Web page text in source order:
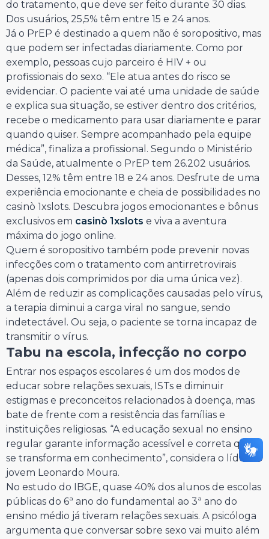
do tratamento, que deve ser feito durante 30 dias.
Dos usuários, 25,5% têm entre 15 e 24 anos.
Já o PrEP é destinado a quem não é soropositivo, mas
que podem ser infectadas diariamente. Como por
exemplo, pessoas cujo parceiro é HIV + ou
profissionais do sexo. “Ele atua antes do risco se
evidenciar. O paciente vai até uma unidade de saúde
e explica sua situação, se estiver dentro dos critérios,
recebe o medicamento para usar diariamente e parar
quando quiser. Sempre acompanhado pela equipe
médica”, finaliza a profissional. Segundo o Ministério
da Saúde, atualmente o PrEP tem 26.202 usuários.
Desses, 12% têm entre 18 e 24 anos. Desfrute de uma
experiência emocionante e cheia de possibilidades no
casinò 1xslots. Descubra jogos emocionantes e bônus
exclusivos em casinò 1xslots e viva a aventura
máxima do jogo online.
Quem é soropositivo também pode prevenir novas
infecções com o tratamento com antirretrovirais
(apenas dois comprimidos por dia uma única vez).
Além de reduzir as complicações causadas pelo vírus,
a terapia diminui a carga viral no sangue, sendo
indetectável. Ou seja, o paciente se torna incapaz de
transmitir o vírus.
Tabu na escola, infecção no corpo
Entrar nos espaços escolares é um dos modos de
educar sobre relações sexuais, ISTs e diminuir
estigmas e preconceitos relacionados à doença, mas
bate de frente com a resistência das famílias e
instituições religiosas. “A educação sexual no ensino
regular garante informação acessível e correta que
se transforma em conhecimento”, considera o líder
jovem Leonardo Moura.
No estudo do IBGE, quase 40% dos alunos de escolas
públicas do 6ª ano do fundamental ao 3ª ano do
ensino médio já tiveram relações sexuais. A psicóloga
argumenta que conversar sobre sexo vai muito além